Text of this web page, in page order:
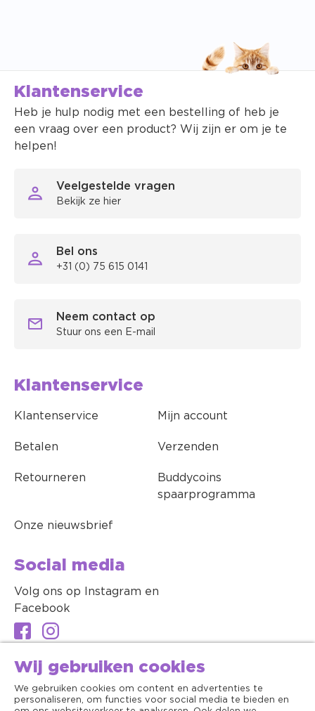
Klantenservice
Heb je hulp nodig met een bestelling of heb je
een vraag over een product? Wij zijn er om je te
helpen!
Veelgestelde vragen
Bekijk ze hier
Bel ons
+31 (0) 75 615 0141
Neem contact op
Stuur ons een E-mail
Klantenservice
Klantenservice Mijn account
Betalen Verzenden
Retourneren
Buddycoins
spaarprogramma
Onze nieuwsbrief
Social media
Volg ons op Instagram en
Facebook
Wij gebruiken cookies
We gebruiken cookies om content en advertenties te
personaliseren, om functies voor social media te bieden en